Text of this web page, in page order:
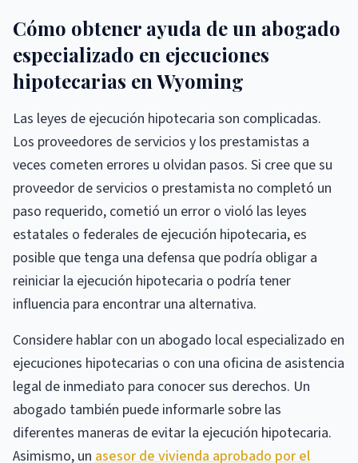
Cómo obtener ayuda de un abogado
especializado en ejecuciones
hipotecarias en Wyoming
Las leyes de ejecución hipotecaria son complicadas.
Los proveedores de servicios y los prestamistas a
veces cometen errores u olvidan pasos. Si cree que su
proveedor de servicios o prestamista no completó un
paso requerido, cometió un error o violó las leyes
estatales o federales de ejecución hipotecaria, es
posible que tenga una defensa que podría obligar a
reiniciar la ejecución hipotecaria o podría tener
influencia para encontrar una alternativa.
Considere hablar con un abogado local especializado en
ejecuciones hipotecarias o con una oficina de asistencia
legal de inmediato para conocer sus derechos. Un
abogado también puede informarle sobre las
diferentes maneras de evitar la ejecución hipotecaria.
Asimismo, un asesor de vivienda aprobado por el